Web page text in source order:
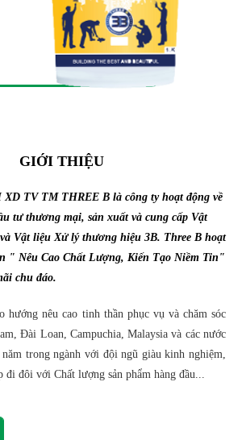
GIỚI THIỆU
TV TM THREE B là công ty hoạt động về
tư thương mại, sản xuất và cung cấp Vật
Vật liệu Xử lý thương hiệu 3B. Three B hoạt
" Nêu Cao Chất Lượng, Kiến Tạo Niềm Tin"
chu đáo.
hướng nêu cao tinh thần phục vụ và chăm sóc
Đài Loan, Campuchia, Malaysia và các nước
trong ngành với đội ngũ giàu kinh nghiệm,
đi đôi với Chất lượng sản phẩm hàng đầu...